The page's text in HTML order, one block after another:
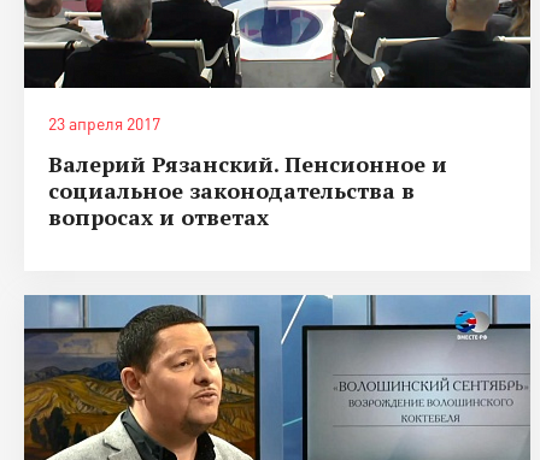
23 апреля 2017
Валерий Рязанский. Пенсионное и
социальное законодательства в
вопросах и ответах